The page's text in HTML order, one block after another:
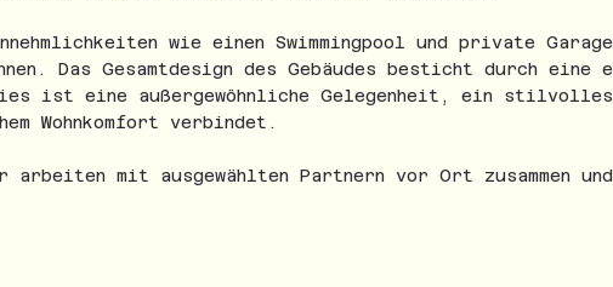
wie einen Swimmingpool und private
Das Gesamtdesign des Gebäudes besticht durch
ist eine außergewöhnliche Gelegenheit, ein stilvolles
Wohnkomfort verbindet.
mit ausgewählten Partnern vor Ort zusammen